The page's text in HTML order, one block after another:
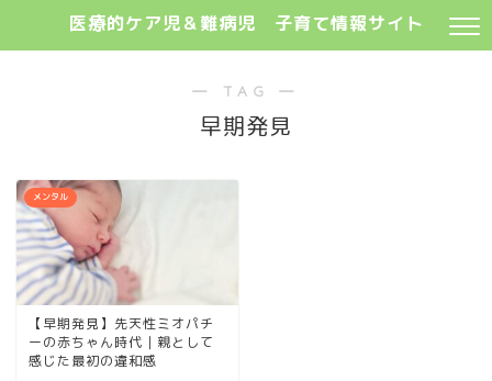
医療的ケア児＆難病児 子育て情報サイト
― TAG ―
早期発見
メンタル
【早期発見】先天性ミオパチ
ーの赤ちゃん時代｜親として
感じた最初の違和感